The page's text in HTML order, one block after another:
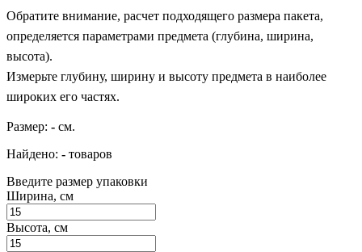
Обратите внимание, расчет подходящего размера пакета,
определяется параметрами предмета (глубина, ширина,
высота).
Измерьте глубину, ширину и высоту предмета в наиболее
широких его частях.
Размер: - см.
Найдено: - товаров
Введите размер упаковки
Ширина, см
Высота, см